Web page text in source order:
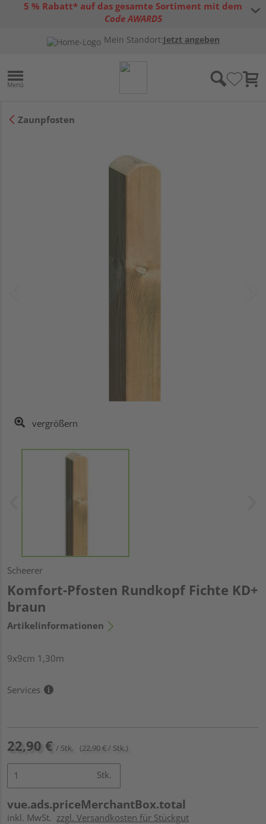
5 % Rabatt* auf das gesamte Sortiment mit dem
Code AWARD5
Gutscheinbedingungen
Mein Standort:Jetzt angeben
Zaunpfosten
vergrößern
Scheerer
Komfort-Pfosten Rundkopf Fichte KD+
braun
Artikelinformationen
9x9cm 1,30m
Services
22,90 € / Stk. (22,90 € / Stk.)
Stk.
vue.ads.priceMerchantBox.total
inkl. MwSt. zzgl. Versandkosten für Stückgut